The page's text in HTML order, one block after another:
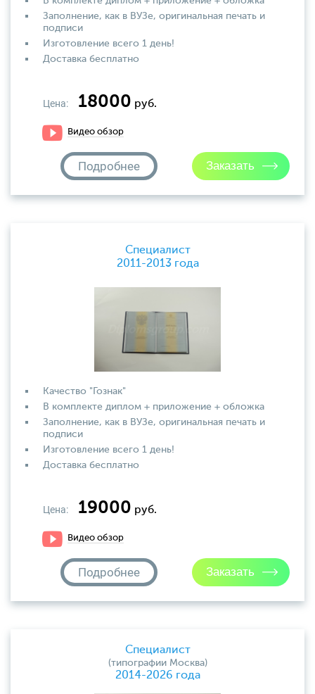
Заполнение, как в ВУЗе, оригинальная печать и
подписи
Изготовление всего 1 день!
Доставка бесплатно
Цена: 18000 руб.
Видео обзор
Подробнее
Специалист
2011-2013 года
Качество "Гознак"
В комплекте диплом + приложение + обложка
Заполнение, как в ВУЗе, оригинальная печать и
подписи
Изготовление всего 1 день!
Доставка бесплатно
Цена: 19000 руб.
Видео обзор
Подробнее
Специалист
(типографии Москва)
2014-2026 года